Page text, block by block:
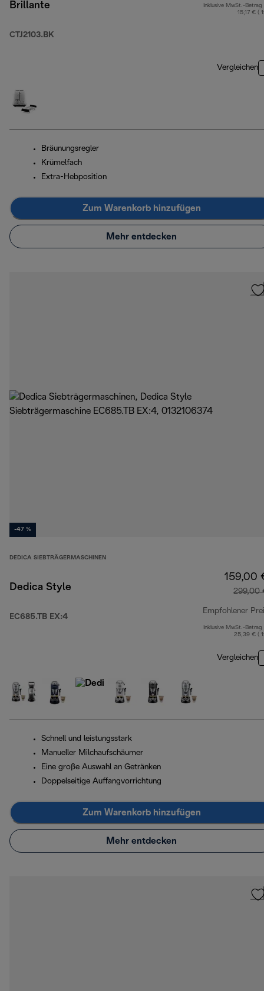
Brillante
CTJ2103.BK
Inklusive MwSt.-Betrag
15,17 € (
Vergleichen
Bräunungsregler
Krümelfach
Extra-Hebposition
Zum Warenkorb hinzufügen
Mehr entdecken
-47 %
DEDICA SIEBTRÄGERMASCHINEN
Dedica Style
EC685.TB EX:4
159,00
299,00
Empfohlener
Inklusive MwSt.-Betrag
25,39 € (
Vergleichen
Schnell und leistungsstark
Manueller Milchaufschäumer
Eine große Auswahl an Getränken
Doppelseitige Auffangvorrichtung
Zum Warenkorb hinzufügen
Mehr entdecken